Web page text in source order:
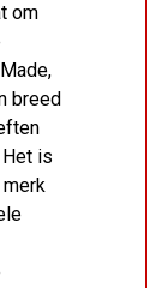
om
breed
is